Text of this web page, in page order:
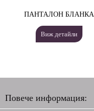
ПАНТАЛОН БЛАНКА
Виж детайли
Повече информация: